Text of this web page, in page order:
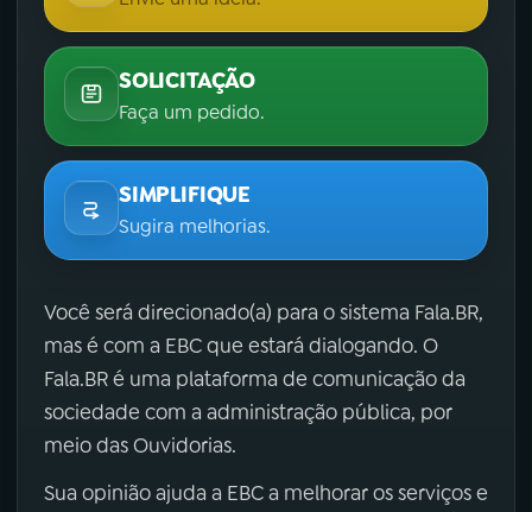
SOLICITAÇÃO
Faça um pedido.
SIMPLIFIQUE
Sugira melhorias.
Você será direcionado(a) para o sistema Fala.BR,
mas é com a EBC que estará dialogando. O
Fala.BR é uma plataforma de comunicação da
sociedade com a administração pública, por
meio das Ouvidorias.
Sua opinião ajuda a EBC a melhorar os serviços e